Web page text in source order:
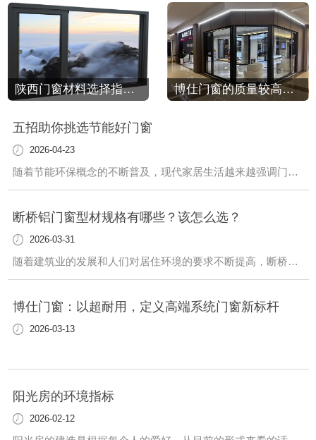
陕西门窗材料选择指南，打造理想居家环境 博仕门窗的质量较高，体现在多个方面：
五招助你挑选节能好门窗
2026-04-23
随着节能环保概念的不断普及，现代家居生活越来越强调门窗的节能性能。好的节能门窗，能帮你营造出更为舒适的生活环境，节省许多开支。那么，在挑选节能门窗时，我们应该注意哪些呢? 小编就教给大家几招小技巧，请收藏备用。节能门窗的采购事项：1、五金配件性能：五金配件在系统化节能门窗设计中占有非常重要的位置。五金配件质量的好坏直...
断桥铝门窗型材规格有哪些？该怎么选？
2026-03-31
随着建筑业的发展和人们对居住环境的要求不断提高，断桥铝门窗逐渐成为人们选购门窗的..之一。然而，不同的门窗型材规格和型号的选择，对于门窗的隔热、密封、防水等性能都有很大的影响。下面陕西馨奇建邦就为大家介绍一下断桥铝门窗常见的型材规格以及该如何选购。一、断桥铝门窗型材规格1.框材规格断桥铝门窗的框材规格一般有55mm、6...
博仕门窗：以超耐用，定义高端系统门窗新标杆
2026-03-13
阳光房的环境指标
2026-02-12